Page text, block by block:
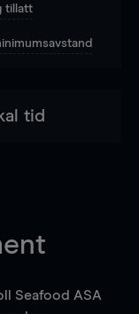
tillatt
tid
Seafood ASA